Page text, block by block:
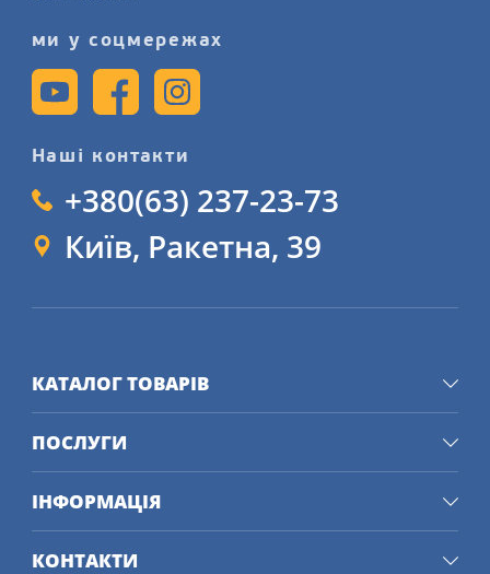
ми у соцмережах
Наші контакти
+380(63) 237-23-73
Київ, Ракетна, 39
КАТАЛОГ ТОВАРІВ
ПОСЛУГИ
ІНФОРМАЦІЯ
КОНТАКТИ